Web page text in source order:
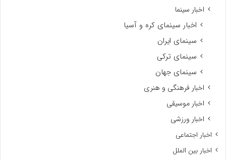
اخبار سینما
اخبار سینمای کره و آسیا
سینمای ایران
سینمای ترکی
سینمای جهان
اخبار فرهنگی و هنری
اخبار موسیقی
اخبار ورزشی
اخبار اجتماعی
اخبار بین الملل